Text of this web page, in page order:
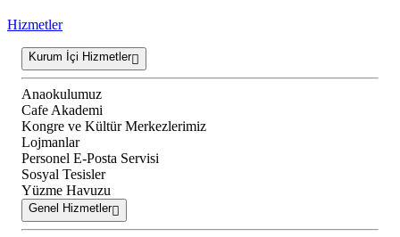
Hizmetler
Kurum İçi Hizmetler
Anaokulumuz
Cafe Akademi
Kongre ve Kültür Merkezlerimiz
Lojmanlar
Personel E-Posta Servisi
Sosyal Tesisler
Yüzme Havuzu
Genel Hizmetler